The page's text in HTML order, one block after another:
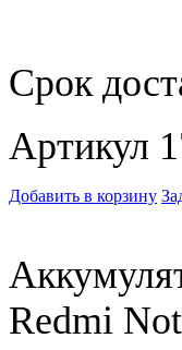
Срок
Артикул
Добавить в корзину
Redmi